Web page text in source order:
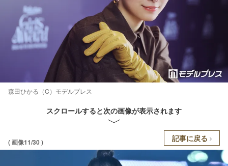
森田ひかる（C）モデルプレス
スクロールすると次の画像が表示されます
( 画像11/30 ) 記事に戻る